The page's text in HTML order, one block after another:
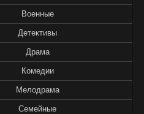
Военные
Детективы
Драма
Комедии
Мелодрама
Семейные